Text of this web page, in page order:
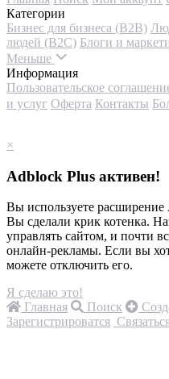
Категории
Бизнес для бизнеса (B2B)
людей (B2C) Блоги и
Меньше
Информация
Пользовательское
и услуг Оферта Контакты
×
Adblock Plus активен!
Вы используете расширение
Вы сделали крик котенка.
управлять сайтом, и почти
онлайн-рекламы. Если вы
можете отключить его.
Я сделаю это!
Главная
Поиск
Зарегистрироватся